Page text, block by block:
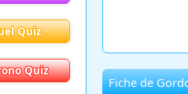
Quiz
Quiz
Fiche de